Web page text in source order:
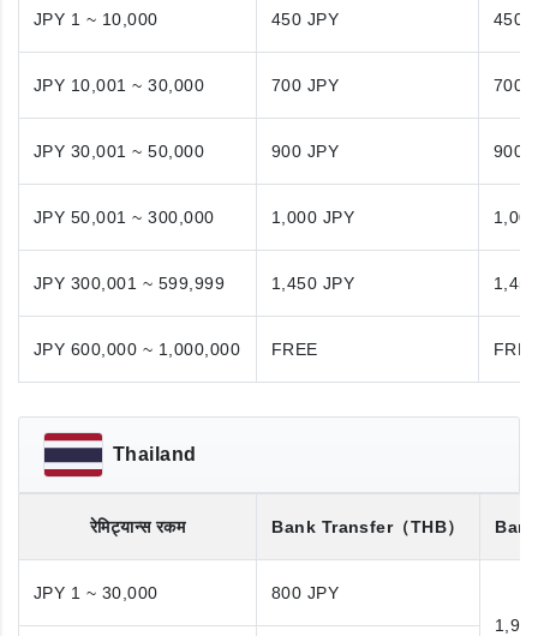
JPY 1 ~ 10,000 450 JPY 450
JPY 10,001 ~ 30,000 700 JPY 700
JPY 30,001 ~ 50,000 900 JPY 900
JPY 50,001 ~ 300,000 1,000 JPY
JPY 300,001 ~ 599,999 1,450 JPY
JPY 600,000 ~ 1,000,000 FREE
Thailand
रेमिट्यान्स रकम Bank Transfer（THB）
JPY 1 ~ 30,000
800 JPY